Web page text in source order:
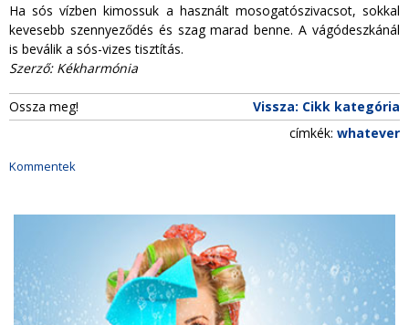
Ha sós vízben kimossuk a használt mosogatószivacsot, sokkal
kevesebb szennyeződés és szag marad benne. A vágódeszkánál
is beválik a sós-vizes tisztítás.
Szerző: Kékharmónia
Ossza meg!
Vissza: Cikk kategória
címkék: whatever
Kommentek